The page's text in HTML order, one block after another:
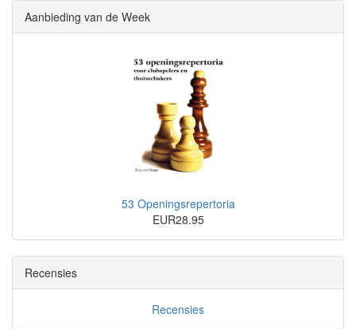
Aanbieding van de Week
53 Openingsrepertoria
EUR28.95
Recensies
Recensies